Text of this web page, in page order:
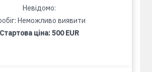
Невідомо:
Неможливо виявити
Стартова ціна:500 EUR